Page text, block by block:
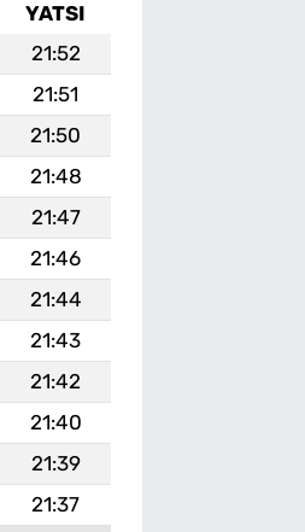
YATSI
21:52
21:51
21:50
21:48
21:47
21:46
21:44
21:43
21:42
21:40
21:39
21:37